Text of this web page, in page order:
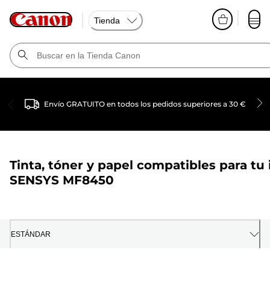
Tienda
Envío GRATUITO en todos los pedidos superiores a 30 €
Tinta, tóner y papel compatibles para tu
SENSYS MF8450
ESTÁNDAR